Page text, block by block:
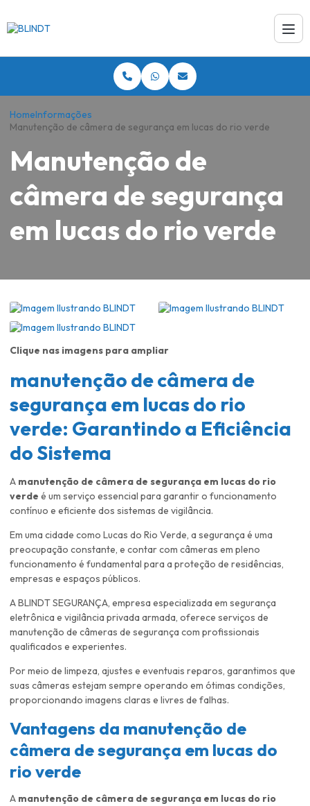
HomeInformações
Manutenção de câmera de segurança em lucas do rio verde
Manutenção de
câmera de segurança
em lucas do rio verde
Clique nas imagens para ampliar
manutenção de câmera de
segurança em lucas do rio
verde: Garantindo a Eficiência
do Sistema
A manutenção de câmera de segurança em lucas do rio
verde é um serviço essencial para garantir o funcionamento
contínuo e eficiente dos sistemas de vigilância.
Em uma cidade como Lucas do Rio Verde, a segurança é uma
preocupação constante, e contar com câmeras em pleno
funcionamento é fundamental para a proteção de residências,
empresas e espaços públicos.
A BLINDT SEGURANÇA, empresa especializada em segurança
eletrônica e vigilância privada armada, oferece serviços de
manutenção de câmeras de segurança com profissionais
qualificados e experientes.
Por meio de limpeza, ajustes e eventuais reparos, garantimos que
suas câmeras estejam sempre operando em ótimas condições,
proporcionando imagens claras e livres de falhas.
Vantagens da manutenção de
câmera de segurança em lucas do
rio verde
A manutenção de câmera de segurança em lucas do rio